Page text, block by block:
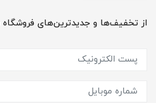
از تخفیف‌ها و جدیدترین‌های فروشگاه